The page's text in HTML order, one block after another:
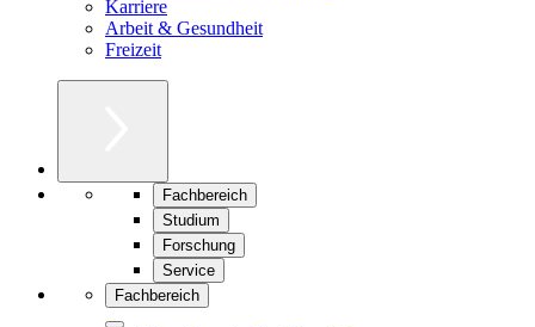
Karriere
Arbeit & Gesundheit
Freizeit
Fachbereich
Studium
Forschung
Service
Fachbereich